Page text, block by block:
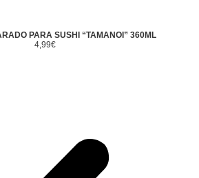
PARA SUSHI “TAMANOI” 360ML
4,99€